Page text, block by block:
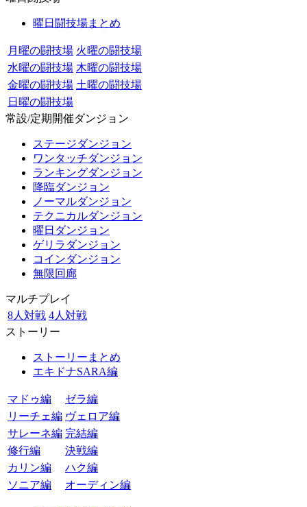
曜日闘技場まとめ
月曜の闘技場 火曜の闘技場
水曜の闘技場 木曜の闘技場
金曜の闘技場 土曜の闘技場
日曜の闘技場
常設/定期開催ダンジョン
ステージダンジョン
ワンタッチダンジョン
ランキングダンジョン
降臨ダンジョン
ノーマルダンジョン
テクニカルダンジョン
曜日ダンジョン
ゲリラダンジョン
コインダンジョン
無限回廊
マルチプレイ
8人対戦 4人対戦
ストーリー
ストーリーまとめ
エキドナSARA編
マドゥ編
ゼラ編
リーチェ編 ヴェロア編
サレーネ編 完結編
修行編
決戦編
カリン編
ハク編
ソニア編
オーディン編